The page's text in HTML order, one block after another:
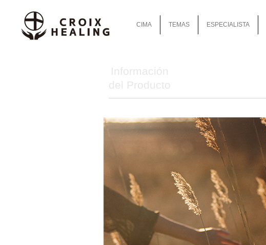
CIMA TEMAS ESPECIALISTA
Información
del Producto